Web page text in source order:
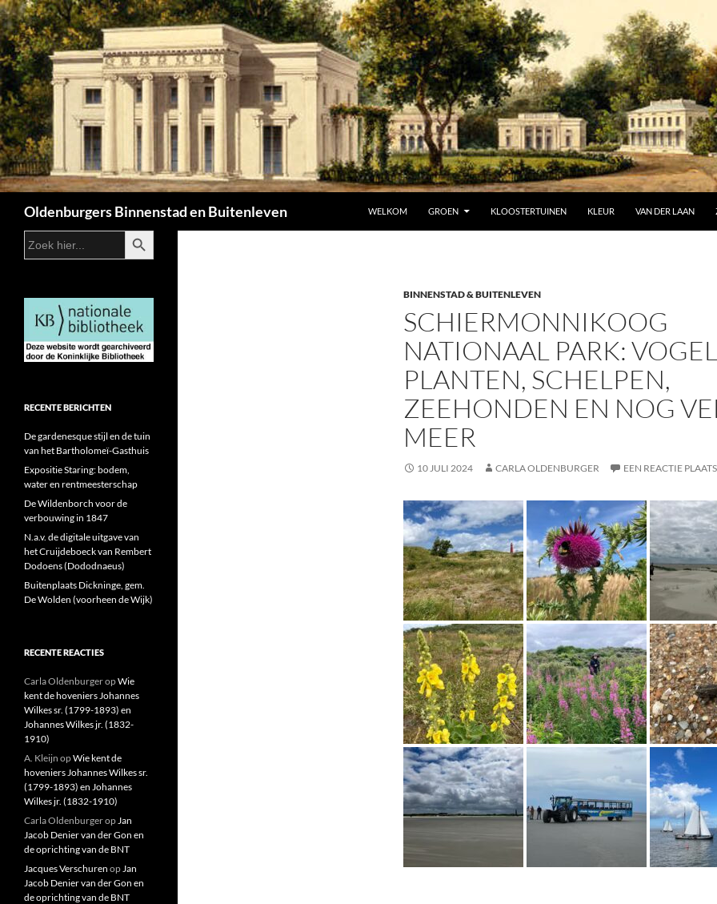
Oldenburgers Binnenstad en Buitenleven
WELKOM
GROEN KLOOSTERTUINEN KLEUR VAN DER LAAN
BINNENSTAD & BUITENLEVEN
SCHIERMONNIKOOG
NATIONAAL PARK:
PLANTEN, SCHELPEN,
ZEEHONDEN EN NOG
MEER
10 JULI 2024 CARLA OLDENBURGER EEN REACTIE
Zoek
naar:
ZOEKKNOP
RECENTE BERICHTEN
De gardenesque stijl en de tuin
van het Bartholomeï-Gasthuis
Expositie Staring: bodem,
water en rentmeesterschap
De Wildenborch voor de
verbouwing in 1847
N.a.v. de digitale uitgave van
het Cruijdeboeck van Rembert
Dodoens (Dododnaeus)
Buitenplaats Dickninge, gem.
De Wolden (voorheen de Wijk)
RECENTE REACTIES
Carla OldenburgeropWie
kent de hoveniers Johannes
Wilkes sr. (1799-1893) en
Johannes Wilkes jr. (1832-
1910)
A. Kleijn opWie kent de
hoveniers Johannes Wilkes sr.
(1799-1893) en Johannes
Wilkes jr. (1832-1910)
Carla Oldenburgerop Jan
Jacob Denier van der Gon en
de oprichting van de BNT
Jacques Verschuren op Jan
Jacob Denier van der Gon en
de oprichting van de BNT